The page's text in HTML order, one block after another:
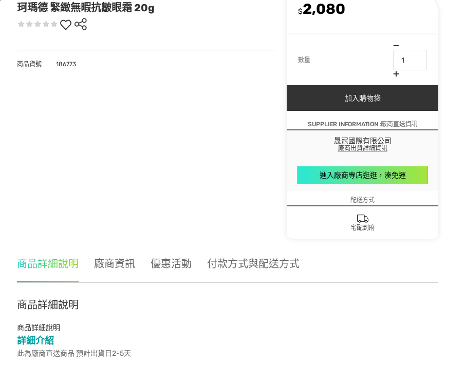
珂瑪德 緊緻無暇抗皺眼霜 20g
$2,080
數量
加入購物袋
SUPPLIER INFORMATION :廠商直送資訊
晟冠國際有限公司
廠商出貨詳細資訊
進入廠商專店逛逛，湊免運
配送方式
宅配到府
商品貨號 186773
商品詳細說明 廠商資訊 優惠活動 付款方式與配送方式
商品詳細說明
商品詳細說明
詳細介紹
此為廠商直送商品 預計出貨日2-5天